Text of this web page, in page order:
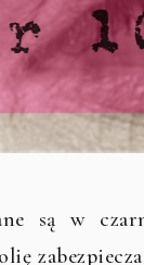
są w